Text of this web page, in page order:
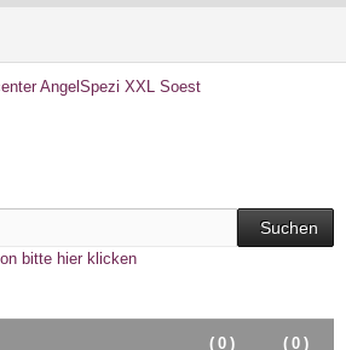
Suchen
bitte hier klicken
( 0 )
( 0 )